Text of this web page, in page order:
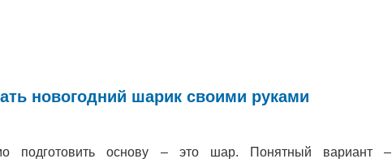
новогодний шарик своими руками
подготовить основу – это шар. Понятный вариант –